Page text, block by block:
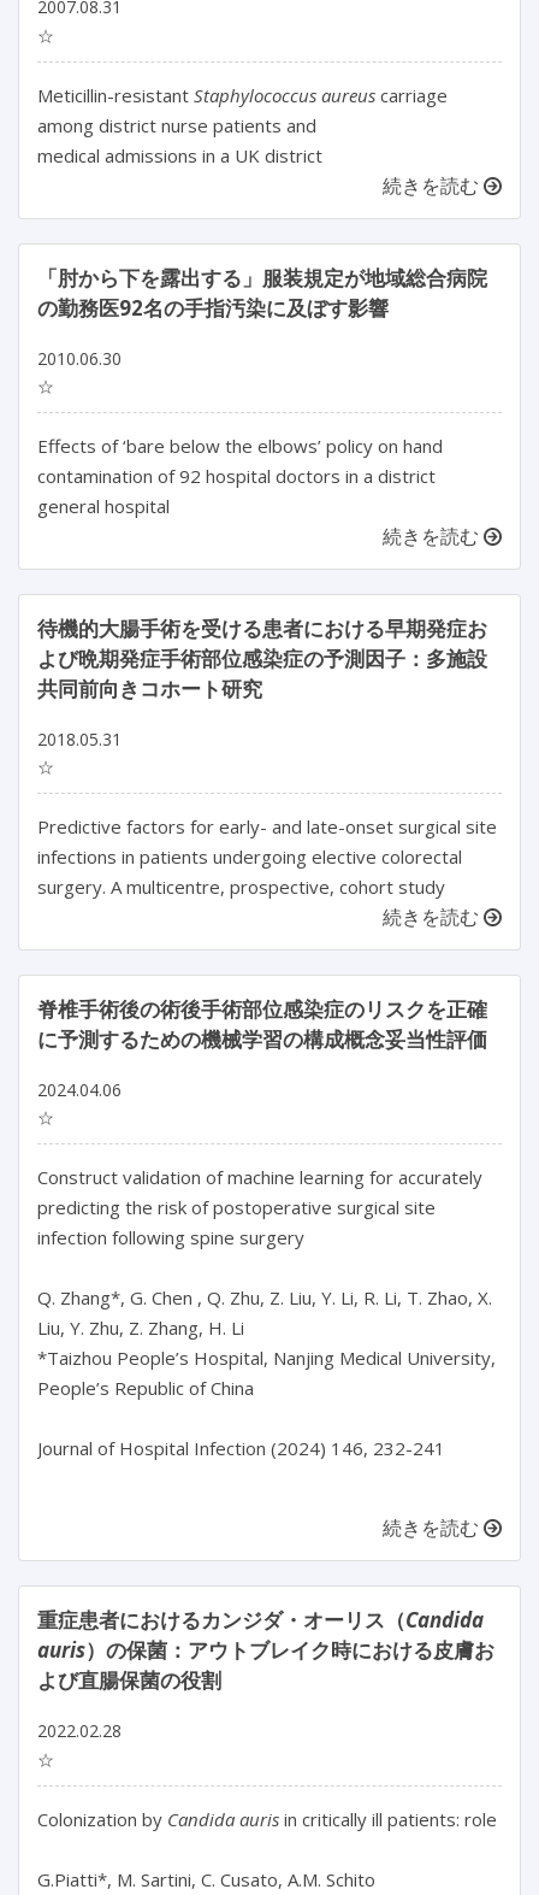
2007.08.31
☆
Meticillin-resistant Staphylococcus aureus carriage
among district nurse patients and
medical admissions in a UK district
続きを読む
「肘から下を露出する」服装規定が地域総合病院
の勤務医92名の手指汚染に及ぼす影響
2010.06.30
☆
Effects of ‘bare below the elbows’ policy on hand
contamination of 92 hospital doctors in a district
general hospital
続きを読む
待機的大腸手術を受ける患者における早期発症お
よび晩期発症手術部位感染症の予測因子：多施設
共同前向きコホート研究
2018.05.31
☆
Predictive factors for early- and late-onset surgical site
infections in patients undergoing elective colorectal
surgery. A multicentre, prospective, cohort study
続きを読む
脊椎手術後の術後手術部位感染症のリスクを正確
に予測するための機械学習の構成概念妥当性評価
2024.04.06
☆
Construct validation of machine learning for accurately
predicting the risk of postoperative surgical site
infection following spine surgery
Q. Zhang*, G. Chen , Q. Zhu, Z. Liu, Y. Li, R. Li, T. Zhao, X.
Liu, Y. Zhu, Z. Zhang, H. Li
*Taizhou People’s Hospital, Nanjing Medical University,
People’s Republic of China
Journal of Hospital Infection (2024) 146, 232-241
続きを読む
重症患者におけるカンジダ・オーリス（Candida
auris）の保菌：アウトブレイク時における皮膚お
よび直腸保菌の役割
2022.02.28
☆
Colonization by Candida auris in critically ill patients: role of
G.Piatti*, M. Sartini, C. Cusato, A.M. Schito